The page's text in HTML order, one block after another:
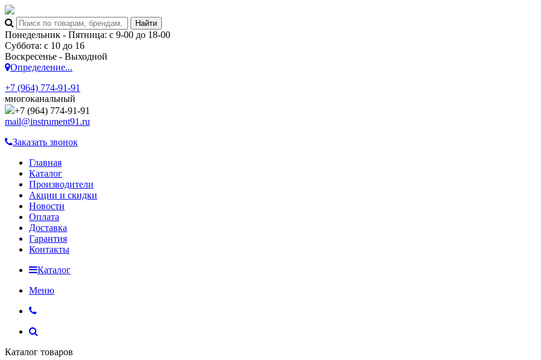
Понедельник - Пятница: с 9-00 до 18-00
Суббота: с 10 до 16
Воскресенье - Выходной
Определение...
+7 (964) 774-91-91
многоканальный
+7 (964) 774-91-91
mail@instrument91.ru
Заказать звонок
Главная
Каталог
Производители
Акции и скидки
Новости
Оплата
Доставка
Гарантия
Контакты
Каталог
Меню
Каталог товаров